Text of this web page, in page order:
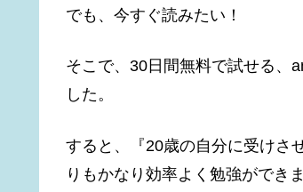
でも、今すぐ読みたい！
そこで、30日間無料で試せる、
した。
すると、『20歳の自分に受けさ
りもかなり効率よく勉強ができま